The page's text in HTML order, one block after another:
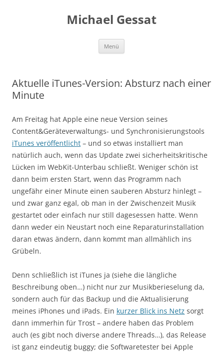
Michael Gessat
Menü
Aktuelle iTunes-Version: Absturz nach einer
Minute
Am Freitag hat Apple eine neue Version seines
Content&Geräteverwaltungs- und Synchronisierungstools
iTunes veröffentlicht – und so etwas installiert man
natürlich auch, wenn das Update zwei sicherheitskritische
Lücken im WebKit-Unterbau schließt. Weniger schön ist
dann beim ersten Start, wenn das Programm nach
ungefähr einer Minute einen sauberen Absturz hinlegt –
und zwar ganz egal, ob man in der Zwischenzeit Musik
gestartet oder einfach nur still dagesessen hatte. Wenn
dann weder ein Neustart noch eine Reparaturinstallation
daran etwas ändern, dann kommt man allmählich ins
Grübeln.
Denn schließlich ist iTunes ja (siehe die längliche
Beschreibung oben…) nicht nur zur Musikberieselung da,
sondern auch für das Backup und die Aktualisierung
meines iPhones und iPads. Ein kurzer Blick ins Netz sorgt
dann immerhin für Trost – andere haben das Problem
auch (es gibt noch diverse andere Threads…), das Release
ist ganz eindeutig buggy; die Softwaretester bei Apple